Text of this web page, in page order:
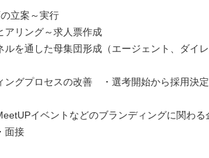
の立案～実行
アリング～求人票作成
ルを通した母集団形成（エージェント、ダイ
ングプロセスの改善 ・選考開始から採用決
イベントなどのブランディングに関わる
面接